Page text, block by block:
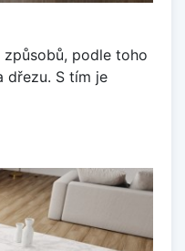
podle toho
dřezu. S tím je